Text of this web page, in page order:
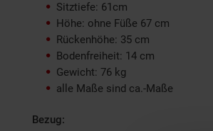
Sitztiefe: 61cm
Höhe: ohne Füße 67 cm
Rückenhöhe: 35 cm
Bodenfreiheit: 14 cm
Gewicht: 76 kg
alle Maße sind ca.-Maße
Bezug: